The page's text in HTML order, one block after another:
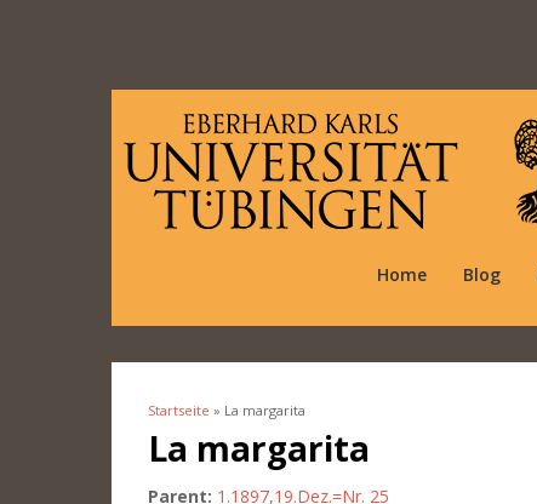
Home Blog
Sie sind hier
Startseite » La margarita
La margarita
Parent: 1.1897,19.Dez.=Nr. 25